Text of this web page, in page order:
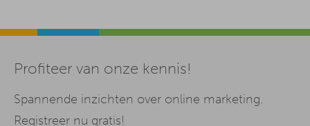
Profiteer van onze kennis!
Spannende inzichten over online marketing.
Registreer nu gratis!